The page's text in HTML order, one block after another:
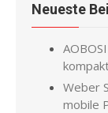
Neueste
Weber
mobile